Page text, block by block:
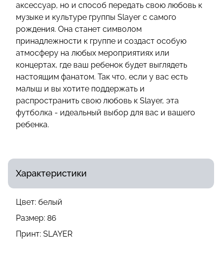
аксессуар, но и способ передать свою любовь к
музыке и культуре группы Slayer с самого
рождения. Она станет символом
принадлежности к группе и создаст особую
атмосферу на любых мероприятиях или
концертах, где ваш ребенок будет выглядеть
настоящим фанатом. Так что, если у вас есть
малыш и вы хотите поддержать и
распространить свою любовь к Slayer, эта
футболка - идеальный выбор для вас и вашего
ребенка.
Характеристики
Цвет: белый
Размер: 86
Принт: SLAYER